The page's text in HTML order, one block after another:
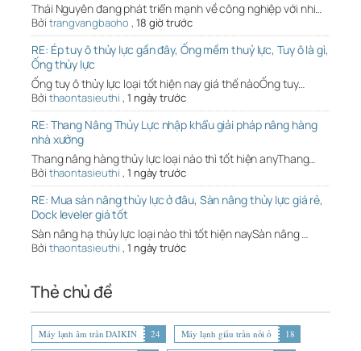
Thái Nguyên đang phát triển mạnh về công nghiệp với nhi…
Bởi trangvangbaoho , 18 giờ trước
RE: Ép tuy ô thủy lực gần đây, Ống mềm thuỷ lực, Tuy ô là gì,
Ống thủy lực
Ống tuy ô thủy lực loại tốt hiện nay giá thế nàoỐng tuy…
Bởi thaontasieuthi , 1 ngày trước
RE: Thang Nâng Thủy Lực nhập khẩu giải pháp nâng hàng
nhà xưởng
Thang nâng hàng thủy lực loại nào thì tốt hiện anyThang…
Bởi thaontasieuthi , 1 ngày trước
RE: Mua sàn nâng thủy lực ở đâu, Sàn nâng thủy lực giá rẻ,
Dock leveler giá tốt
Sàn nâng hạ thủy lực loại nào thì tốt hiện naySàn nâng …
Bởi thaontasieuthi , 1 ngày trước
Thẻ chủ đề
Máy lạnh âm trần DAIKIN 24 Máy lạnh giấu trần nối ố
18